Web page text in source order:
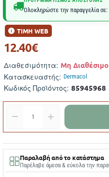
Ολοκληρώστε την παραγγελία σε:
Διαθεσιμότητα: Μη Διαθέσιμο
Κατασκευαστής: Dermacol
Κωδικός Προϊόντος: 85945968
ΤΙΜΗ WEB
12.40€
Παραλαβή από το κατάστημα
Παρέλαβε άμεσα & εύκολα την